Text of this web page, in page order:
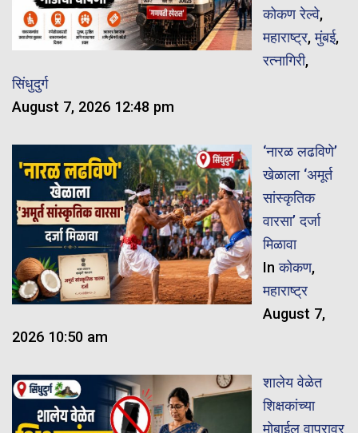
कोकण रेल्वे,
महाराष्ट्र,मुंबई,
रत्नागिरी,
सिंधुदुर्ग
August 7, 2026 12:48 pm
‘नारळ लढविणे’
खेळाला ‘अमूर्त
सांस्कृतिक
वारसा’ दर्जा
मिळावा
Inकोकण,
महाराष्ट्र
August 7,
2026 10:50 am
शालेय वेळेत
शिक्षकांच्या
मोबाईल वापरावर